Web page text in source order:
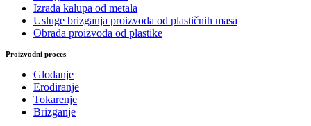
Izrada kalupa od metala
Usluge brizganja proizvoda od plastičnih masa
Obrada proizvoda od plastike
Proizvodni proces
Glodanje
Erodiranje
Tokarenje
Brizganje